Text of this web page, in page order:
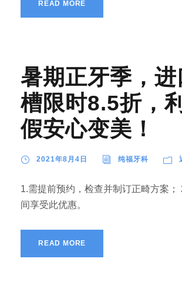
READ MORE
暑期正牙季，
槽限时8.5折，
假安心变美！
2021年8月4日 纯福牙科
1.需提前预约，检查并制订正畸方案；
间享受此优惠。
READ MORE